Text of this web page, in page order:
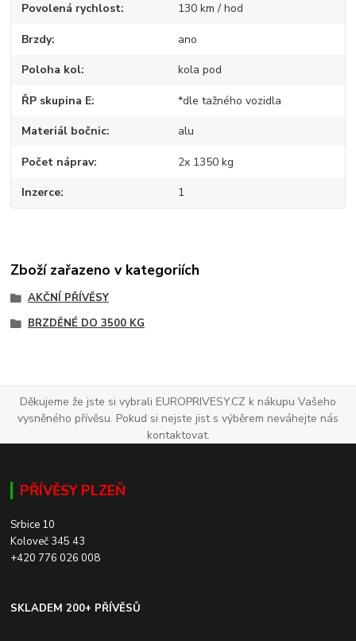
Povolená rychlost 130 km / hod
Brzdy ano
Poloha kol kola pod
ŘP skupina E *dle tažného vozidla
Materiál bočnic alu
Počet náprav 2x 1350 kg
Inzerce 1
Zboží zařazeno v kategoriích
AKČNÍ PŘÍVĚSY
BRZDĚNÉ DO 3500 KG
Děkujeme že jste si vybrali EUROPRIVESY.CZ k nákupu Vašeho
vysněného přívěsu. Pokud si nejste jist s výběrem neváhejte nás
kontaktovat.
PŘÍVĚSY PLZEŇ
Srbice 10
Koloveč 345 43
+420 776 026 008
SKLADEM 200+ PŘÍVĚSŮ